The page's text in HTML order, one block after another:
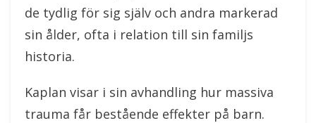
de tydlig för sig själv och andra markerad
sin ålder, ofta i relation till sin familjs
historia.
Kaplan visar i sin avhandling hur massiva
trauma får bestående effekter på barn.